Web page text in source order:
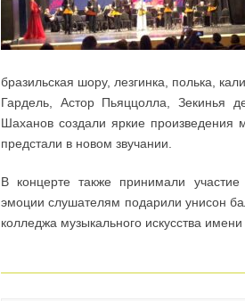
бразильская шору, лезгинка, полька,
Гардель, Астор Пьяццолла, Зекинья
Шаханов создали яркие произведения
предстали в новом звучании.
В концерте также принимали
эмоции слушателям подарили унисон
колледжа музыкального искусства